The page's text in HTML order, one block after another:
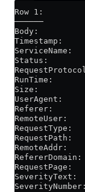
Row 1:
──────
Body:
Timestamp:
ServiceName:
Status:
RunTime:
Size:
UserAgent:
Referer:
RemoteUser:
RequestType:
RemoteAddr:
RefererDomain:
SeverityText: